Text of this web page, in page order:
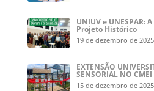
UNIUV e UNESPAR:
Projeto Histórico
19 de dezembro de 2025
EXTENSÃO
SENSORIAL NO CMEI
15 de dezembro de 2025